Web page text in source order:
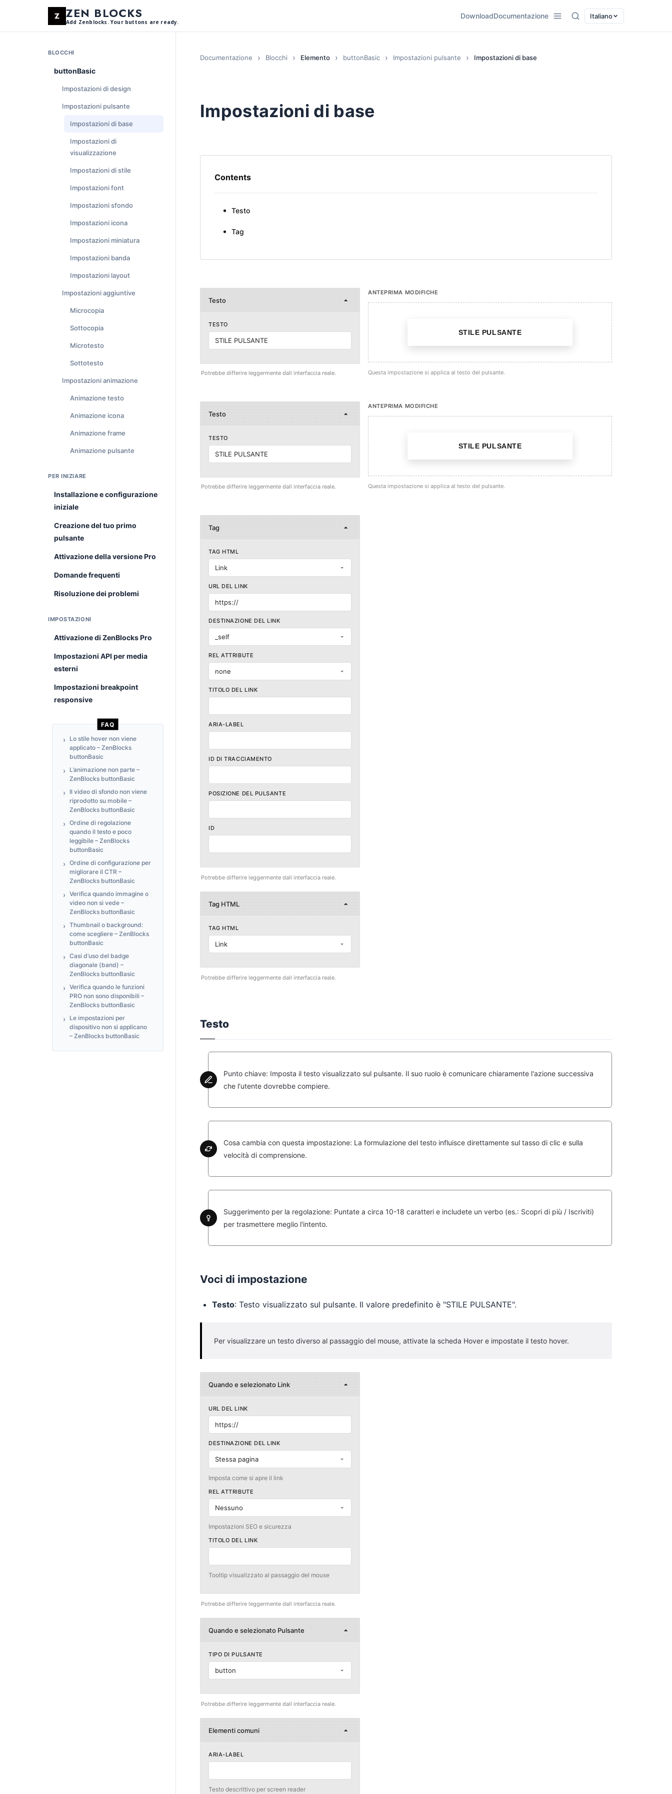
ZEN BLOCKS
Add Zenblocks. Your buttons are ready.
DownloadDocumentazione Italiano
BLOCCHI
buttonBasic
Impostazioni di design
Impostazioni pulsante
Impostazioni di base
Impostazioni di
visualizzazione
Impostazioni di stile
Impostazioni font
Impostazioni sfondo
Impostazioni icona
Impostazioni miniatura
Impostazioni banda
Impostazioni layout
Impostazioni aggiuntive
Microcopia
Sottocopia
Microtesto
Sottotesto
Impostazioni animazione
Animazione testo
Animazione icona
Animazione frame
Animazione pulsante
PER INIZIARE
Installazione e configurazione
iniziale
Creazione del tuo primo
pulsante
Attivazione della versione Pro
Domande frequenti
Risoluzione dei problemi
IMPOSTAZIONI
Attivazione di ZenBlocks Pro
Impostazioni API per media
esterni
Impostazioni breakpoint
responsive
FAQ
Lo stile hover non viene
applicato – ZenBlocks
buttonBasic
L’animazione non parte –
ZenBlocks buttonBasic
Il video di sfondo non viene
riprodotto su mobile –
ZenBlocks buttonBasic
Ordine di regolazione
quando il testo e poco
leggibile – ZenBlocks
buttonBasic
Ordine di configurazione per
migliorare il CTR –
ZenBlocks buttonBasic
Verifica quando immagine o
video non si vede –
ZenBlocks buttonBasic
Thumbnail o background:
come scegliere – ZenBlocks
buttonBasic
Casi d’uso del badge
diagonale (band) –
ZenBlocks buttonBasic
Verifica quando le funzioni
PRO non sono disponibili –
ZenBlocks buttonBasic
Le impostazioni per
dispositivo non si applicano
– ZenBlocks buttonBasic
Documentazione Blocchi Elemento buttonBasic Impostazioni pulsante Impostazioni di base
Impostazioni di base
Contents
Testo
Tag
Testo
TESTO
STILE PULSANTE
Potrebbe differire leggermente dall interfaccia reale.
ANTEPRIMA MODIFICHE
STILE PULSANTE
Questa impostazione si applica al testo del pulsante.
Testo
TESTO
STILE PULSANTE
Potrebbe differire leggermente dall interfaccia reale.
ANTEPRIMA MODIFICHE
STILE PULSANTE
Questa impostazione si applica al testo del pulsante.
Tag
TAG HTML
Link
URL DEL LINK
https://
DESTINAZIONE DEL LINK
_self
REL ATTRIBUTE
none
TITOLO DEL LINK
ARIA-LABEL
ID DI TRACCIAMENTO
POSIZIONE DEL PULSANTE
ID
Potrebbe differire leggermente dall interfaccia reale.
Tag HTML
TAG HTML
Link
Potrebbe differire leggermente dall interfaccia reale.
Testo
Punto chiave: Imposta il testo visualizzato sul pulsante. Il suo ruolo è comunicare chiaramente l'azione successiva
che l'utente dovrebbe compiere.
Cosa cambia con questa impostazione: La formulazione del testo influisce direttamente sul tasso di clic e sulla
velocità di comprensione.
Suggerimento per la regolazione: Puntate a circa 10-18 caratteri e includete un verbo (es.: Scopri di più / Iscriviti)
per trasmettere meglio l'intento.
Voci di impostazione
Testo: Testo visualizzato sul pulsante. Il valore predefinito è "STILE PULSANTE".
Per visualizzare un testo diverso al passaggio del mouse, attivate la scheda Hover e impostate il testo hover.
Quando e selezionato Link
URL DEL LINK
https://
DESTINAZIONE DEL LINK
Stessa pagina
Imposta come si apre il link
REL ATTRIBUTE
Nessuno
Impostazioni SEO e sicurezza
TITOLO DEL LINK
Tooltip visualizzato al passaggio del mouse
Potrebbe differire leggermente dall interfaccia reale.
Quando e selezionato Pulsante
TIPO DI PULSANTE
button
Potrebbe differire leggermente dall interfaccia reale.
Elementi comuni
ARIA-LABEL
Testo descrittivo per screen reader